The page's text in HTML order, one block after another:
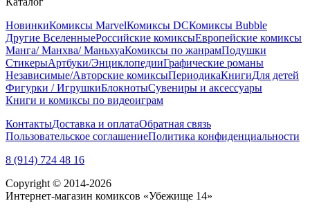
НовинкиКомиксы MarvelКомиксы DCКомиксы Bubble
Другие ВселенныеРоссийские комиксыЕвропейские комиксы
Манга/ Манхва/ МаньхуаКомиксы по жанрамПодушки
СтикерыАртбуки/ЭнциклопедииГрафические романы
Независимые/Авторские комиксыПериодикаКнигиДля детей
Фигурки / ИгрушкиБлокнотыСувениры и аксессуары
Книги и комиксы по видеоиграм
КонтактыДоставка и оплатаОбратная связь
Пользовательское соглашениеПолитика конфиденциальности
8 (914) 724 48 16
Copyright © 2014-2026
Интернет-магазин комиксов «Убежище 14»